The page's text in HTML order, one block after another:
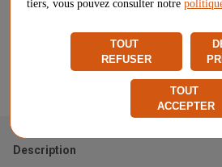
Livraison gratuite
Vendu et expédié par VW Sports
Signaler un problème d'ordre juridique
Description
tiers, vous pouvez consulter notre
TOUT
REFUSER
TOUT
ACCEPTER